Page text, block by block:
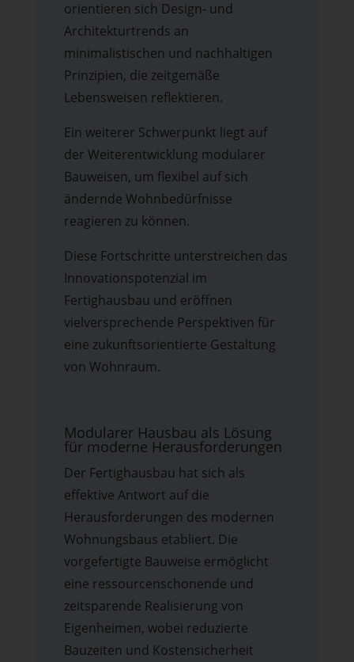
orientieren sich Design- und
Architekturtrends an
minimalistischen und nachhaltigen
Prinzipien, die zeitgemäße
Lebensweisen reflektieren.
Ein weiterer Schwerpunkt liegt auf
der Weiterentwicklung modularer
Bauweisen, um flexibel auf sich
ändernde Wohnbedürfnisse
reagieren zu können.
Diese Fortschritte unterstreichen das
Innovationspotenzial im
Fertighausbau und eröffnen
vielversprechende Perspektiven für
eine zukunftsorientierte Gestaltung
von Wohnraum.
Modularer Hausbau als Lösung
für moderne Herausforderungen
Der Fertighausbau hat sich als
effektive Antwort auf die
Herausforderungen des modernen
Wohnungsbaus etabliert. Die
vorgefertigte Bauweise ermöglicht
eine ressourcenschonende und
zeitsparende Realisierung von
Eigenheimen, wobei reduzierte
Bauzeiten und Kostensicherheit